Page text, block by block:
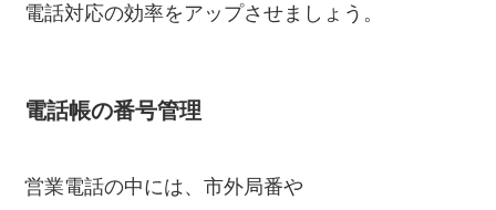
電話対応の効率をアップさせましょう。
電話帳の番号管理
営業電話の中には、市外局番や